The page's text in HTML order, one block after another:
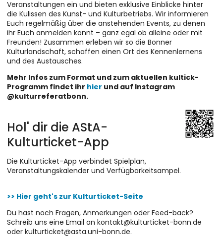
Veranstaltungen ein und bieten exklusive Einblicke hinter
die Kulissen des Kunst- und Kulturbetriebs. Wir informieren
Euch regelmäßig über die anstehenden Events, zu denen
ihr Euch anmelden könnt – ganz egal ob alleine oder mit
Freunden! Zusammen erleben wir so die Bonner
Kulturlandschaft, schaffen einen Ort des Kennenlernens
und des Austausches.
Mehr Infos zum Format und zum aktuellen kultick-
Programm findet ihr hier und auf Instagram
@kulturreferatbonn.
Hol' dir die AStA-
Kulturticket-App
Die Kulturticket-App verbindet Spielplan,
Veranstaltungskalender und Verfügbarkeitsampel.
>> Hier geht's zur Kulturticket-Seite
Du hast noch Fragen, Anmerkungen oder Feed-back?
Schreib uns eine Email an kontakt@kulturticket-bonn.de
oder kulturticket@asta.uni-bonn.de.